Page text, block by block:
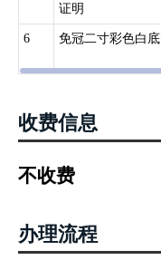
证明
6 免冠二寸彩色白
收费信息
不收费
办理流程